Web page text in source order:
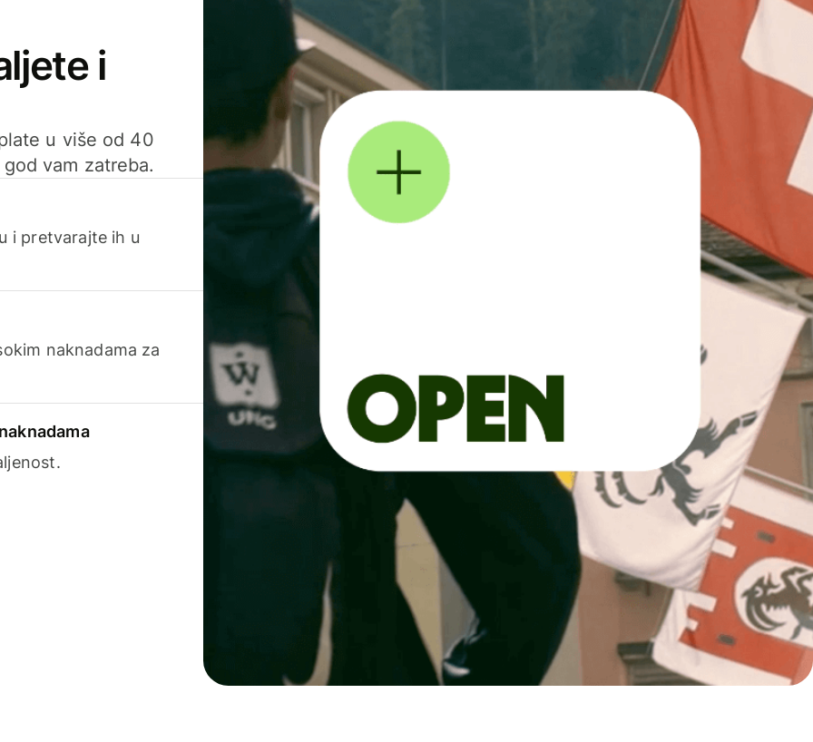
i
u više od 40
vam zatreba.
i pretvarajte ih u
naknadama za